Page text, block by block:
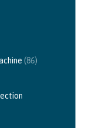
(86)